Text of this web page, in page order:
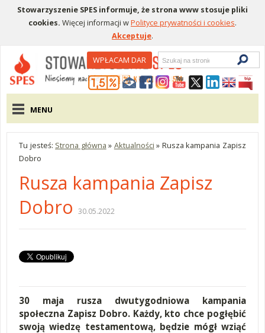
Stowarzyszenie SPES informuje, że strona www stosuje pliki
cookies. Więcej informacji wPolityce prywatności i cookies.
Akceptuje.
Menu pomocniczeWPŁACAM DAR
Wyszukiwarka
Menu główne
MENU
Tu jesteś: Strona główna » Aktualności » Rusza kampania Zapisz
Dobro
Rusza kampania Zapisz
Dobro 30.05.2022
30 maja rusza dwutygodniowa kampania
społeczna Zapisz Dobro. Każdy, kto chce pogłębić
swoją wiedzę testamentową, będzie mógł wziąć